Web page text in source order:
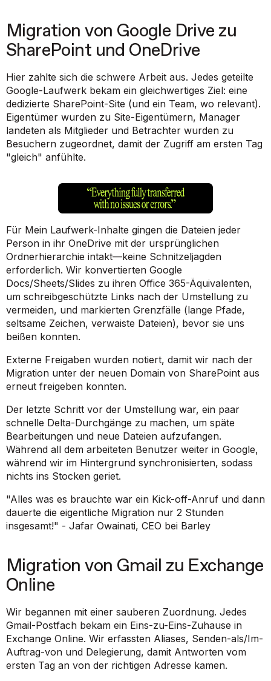
Migration von Google Drive zu
SharePoint und OneDrive
Hier zahlte sich die schwere Arbeit aus. Jedes geteilte
Google-Laufwerk bekam ein gleichwertiges Ziel: eine
dedizierte SharePoint-Site (und ein Team, wo relevant).
Eigentümer wurden zu Site-Eigentümern, Manager
landeten als Mitglieder und Betrachter wurden zu
Besuchern zugeordnet, damit der Zugriff am ersten Tag
"gleich" anfühlte.
Für Mein Laufwerk-Inhalte gingen die Dateien jeder
Person in ihr OneDrive mit der ursprünglichen
Ordnerhierarchie intakt—keine Schnitzeljagden
erforderlich. Wir konvertierten Google
Docs/Sheets/Slides zu ihren Office 365-Äquivalenten,
um schreibgeschützte Links nach der Umstellung zu
vermeiden, und markierten Grenzfälle (lange Pfade,
seltsame Zeichen, verwaiste Dateien), bevor sie uns
beißen konnten.
Externe Freigaben wurden notiert, damit wir nach der
Migration unter der neuen Domain von SharePoint aus
erneut freigeben konnten.
Der letzte Schritt vor der Umstellung war, ein paar
schnelle Delta-Durchgänge zu machen, um späte
Bearbeitungen und neue Dateien aufzufangen.
Während all dem arbeiteten Benutzer weiter in Google,
während wir im Hintergrund synchronisierten, sodass
nichts ins Stocken geriet.
"Alles was es brauchte war ein Kick-off-Anruf und dann
dauerte die eigentliche Migration nur 2 Stunden
insgesamt!" - Jafar Owainati, CEO bei Barley
Migration von Gmail zu Exchange
Online
Wir begannen mit einer sauberen Zuordnung. Jedes
Gmail-Postfach bekam ein Eins-zu-Eins-Zuhause in
Exchange Online. Wir erfassten Aliases, Senden-als/Im-
Auftrag-von und Delegierung, damit Antworten vom
ersten Tag an von der richtigen Adresse kamen.